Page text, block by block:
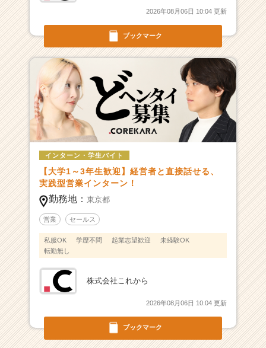
ブックマーク
2026年08月06日 10:04 更新
ブックマーク
インターン・学生バイト
【大学1～3年生歓迎】経営者と直接話せる、
実践型営業インターン！
勤務地： 東京都
営業 セールス
私服OK 学歴不問 起業志望歓迎
未経験OK
転勤無し
株式会社これから
2026年08月06日 10:04 更新